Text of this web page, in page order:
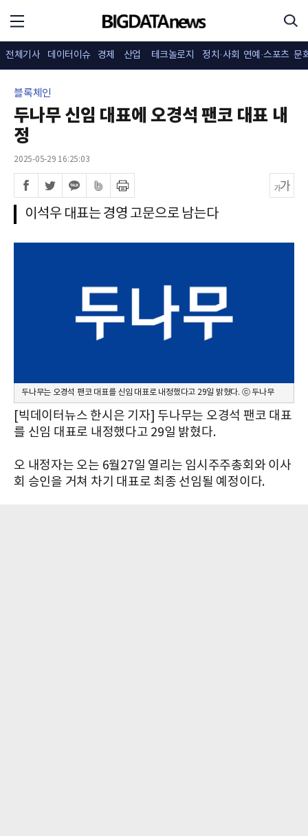
전체기사 데이터이슈 경제 산업 테크놀로지 정치·사회 연예·스포츠 문
블록체인
두나무 신임 대표에 오경석 팬코 대표 내
정
2025-05-29 16:25:03
이석우 대표는 경영 고문으로 남는다
두나무는 오경석 팬코 대표를 신임 대표로 내정했다고 29일 밝혔다. ⓒ 두나무
[빅데이터뉴스 한시은 기자] 두나무는 오경석 팬코 대표
를 신임 대표로 내정했다고 29일 밝혔다.
오 내정자는 오는 6월27일 열리는 임시주주총회와 이사
회 승인을 거쳐 차기 대표로 최종 선임될 예정이다.